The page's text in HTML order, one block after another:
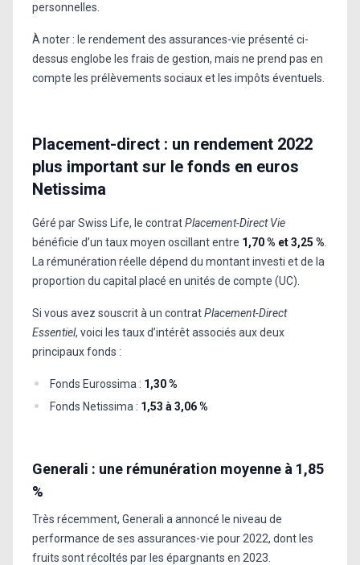
personnelles.
À noter : le rendement des assurances-vie présenté ci-
dessus englobe les frais de gestion, mais ne prend pas en
compte les prélèvements sociaux et les impôts éventuels.
Placement-direct : un rendement 2022
plus important sur le fonds en euros
Netissima
Géré par Swiss Life, le contratPlacement-Direct Vie
bénéficie d’un taux moyen oscillant entre 1,70 % et 3,25 %
La rémunération réelle dépend du montant investi et de la
proportion du capital placé en unités de compte (UC).
Si vous avez souscrit à un contratPlacement-Direct
Essentiel, voici les taux d’intérêt associés aux deux
principaux fonds :
Fonds Eurossima : 1,30 %
Fonds Netissima : 1,53 à 3,06 %
Generali : une rémunération moyenne à 1,85
%
Très récemment, Generali a annoncé le niveau de
performance de ses assurances-vie pour 2022, dont les
fruits sont récoltés par les épargnants en 2023.